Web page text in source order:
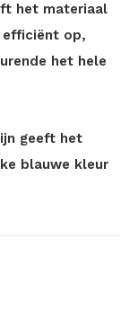
het materiaal
efficiënt op,
het hele
geeft het
blauwe kleur